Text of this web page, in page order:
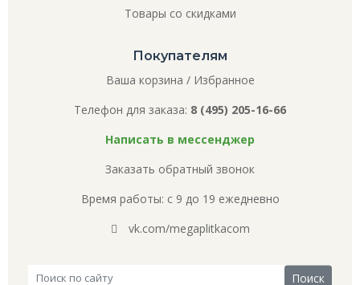
Товары со скидками
Покупателям
Ваша корзина / Избранное
Телефон для заказа: 8 (495) 205-16-66
Написать в мессенджер
Заказать обратный звонок
Время работы: с 9 до 19 ежедневно
vk.com/megaplitkacom